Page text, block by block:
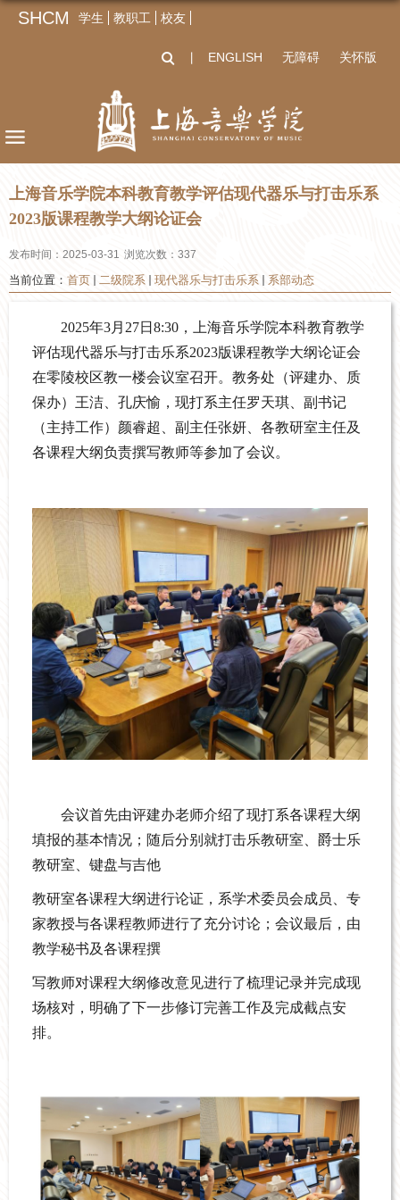
SHCM 学生 教职工 校友
ENGLISH 无障碍 关怀版
上海音乐学院本科教育教学评估现代器乐与打击乐系
2023版课程教学大纲论证会
发布时间：2025-03-31 浏览次数： 337
当前位置： 首页 二级院系 现代器乐与打击乐系 系部动态
2025年3月27日8:30，上海音乐学院本科教育教学
评估现代器乐与打击乐系2023版课程教学大纲论证会
在零陵校区教一楼会议室召开。教务处（评建办、质
保办）王洁、孔庆愉，现打系主任罗天琪、副书记
（主持工作）颜睿超、副主任张妍、 各教研室主任及
各课程大纲负责撰写教师等参加了会议。
会议首先由评建办老师介绍了现打系各课程大纲
填报的基本情况；随后分别就打击乐教研室、爵士乐
教研室、键盘与吉他
教研室各课程大纲进行论证，系学术委员会成员、专
家教授与各课程教师进行了充分讨论；会议最后，由
教学秘书及各课程撰
写教师对课程大纲修改意见进行了梳理记录并完成现
场核对，明确了下一步修订完善工作及完成截点安
排。